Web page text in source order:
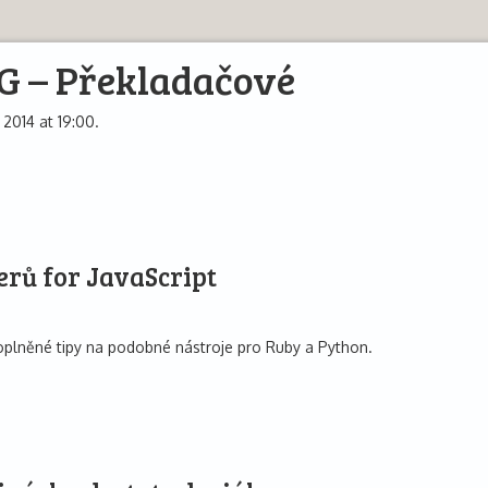
– Překladačové
at 19:00.
for JavaScript
tipy na podobné nástroje pro Ruby a Python.